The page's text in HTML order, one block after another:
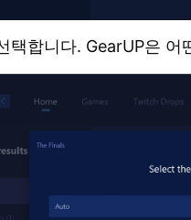
택합니다. GearUP은 어